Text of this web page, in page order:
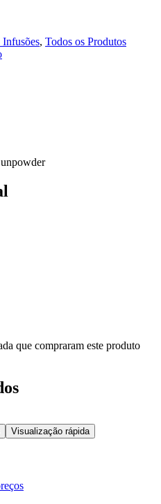
Infusões, Todos os Produtos
que compraram este produto
Visualização rápida